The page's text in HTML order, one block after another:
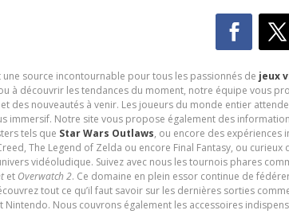
source incontournable pour tous les passionnés de jeux
à découvrir les tendances du moment, notre équipe vous
des nouveautés à venir. Les joueurs du monde entier
immersif. Notre site vous propose également des
tels que Star Wars Outlaws, ou encore des expériences
The Legend of Zelda ou encore Final Fantasy, ou
vidéoludique. Suivez avec nous les tournois phares
et Overwatch 2. Ce domaine en plein essor continue de
tout ce qu’il faut savoir sur les dernières sorties
Nintendo. Nous couvrons également les accessoires